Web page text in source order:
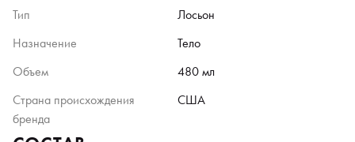
Тип
Лосьон
Назначение
Тело
Объем
480 мл
Страна происхождения
бренда
США